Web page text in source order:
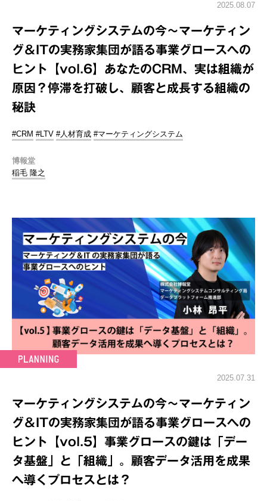
2025.08.07
マーケティングシステムの今～マーケティン
グ＆ITの実務家集団が語る事業グロースへの
ヒント【vol.6】あなたのCRM、実は組織が
原因？停滞を打破し、顧客と成長する組織の
秘訣
#CRM #LTV #人材育成 #マーケティングシステム
博報堂
稲毛 隆之
2025.07.31
マーケティングシステムの今～マーケティン
グ＆ITの実務家集団が語る事業グロースへの
ヒント【vol.5】事業グロースの鍵は「デー
タ基盤」と「組織」。顧客データ活用を成果
へ導くプロセスとは？